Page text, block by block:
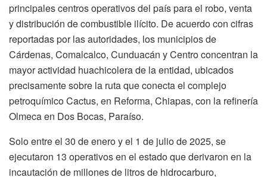
principales centros operativos del país para el robo, venta
y distribución de combustible ilícito. De acuerdo con cifras
reportadas por las autoridades, los municipios de
Cárdenas, Comalcalco, Cunduacán y Centro concentran la
mayor actividad huachicolera de la entidad, ubicados
precisamente sobre la ruta que conecta el complejo
petroquímico Cactus, en Reforma, Chiapas, con la refinería
Olmeca en Dos Bocas, Paraíso.
Solo entre el 30 de enero y el 1 de julio de 2025, se
ejecutaron 13 operativos en el estado que derivaron en la
incautación de millones de litros de hidrocarburo,